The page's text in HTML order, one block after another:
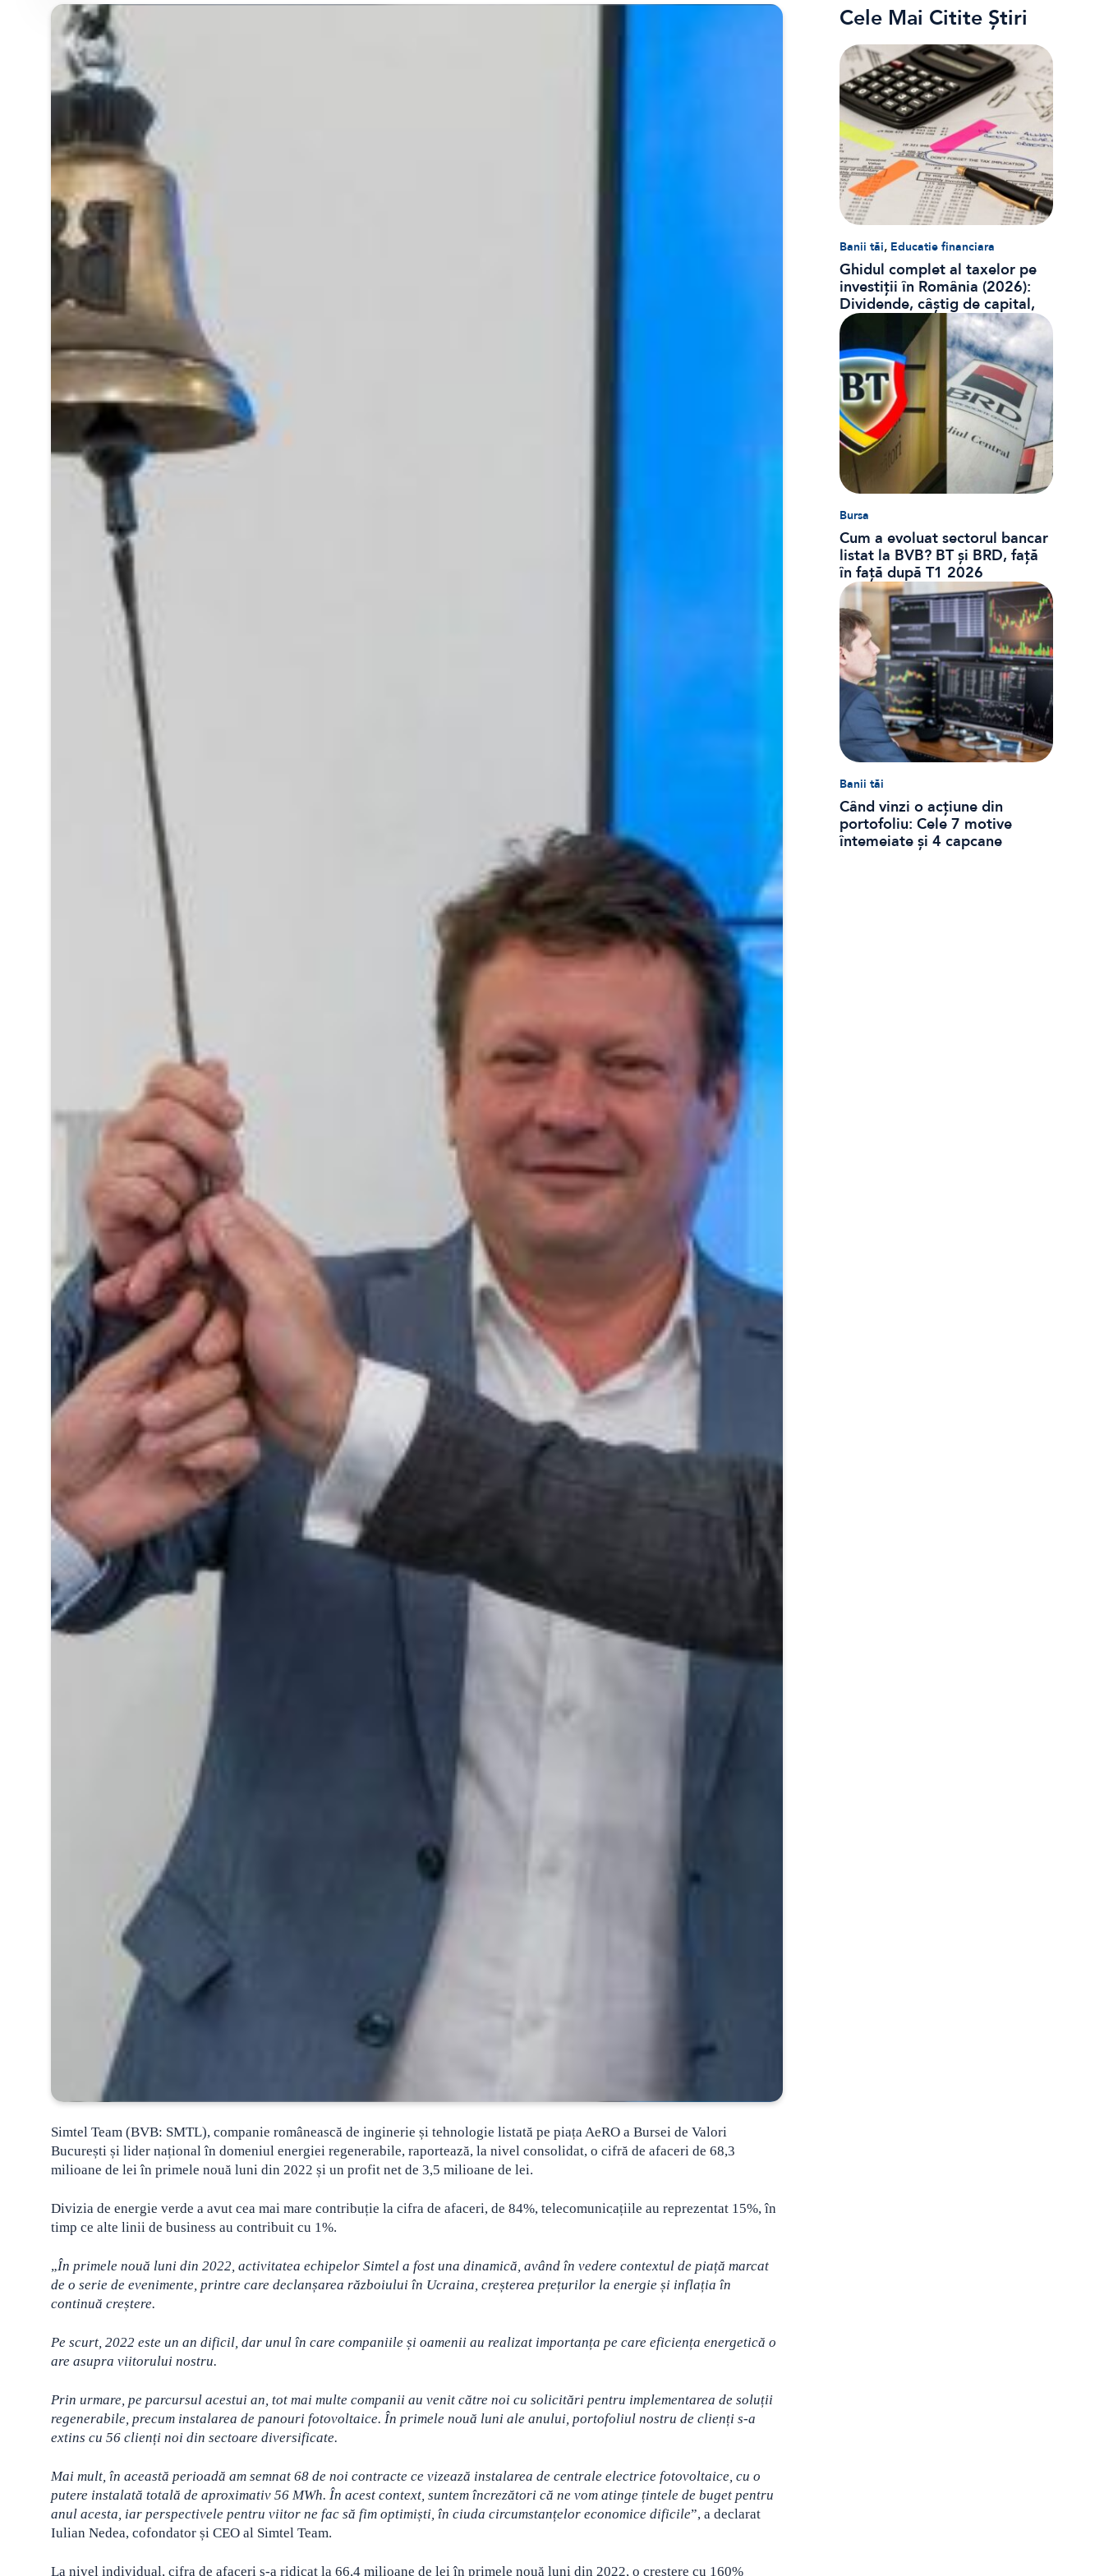
Simtel Team (BVB: SMTL), companie românească de inginerie și tehnologie listată pe piața AeRO a Bursei de Valori
București și lider național în domeniul energiei regenerabile, raportează, la nivel consolidat, o cifră de afaceri de 68,3
milioane de lei în primele nouă luni din 2022 și un profit net de 3,5 milioane de lei.
Divizia de energie verde a avut cea mai mare contribuție la cifra de afaceri, de 84%, telecomunicațiile au reprezentat 15%, în
timp ce alte linii de business au contribuit cu 1%.
„În primele nouă luni din 2022, activitatea echipelor Simtel a fost una dinamică, având în vedere contextul de piață marcat
de o serie de evenimente, printre care declanșarea războiului în Ucraina, creșterea prețurilor la energie și inflația în
continuă creștere.
Pe scurt, 2022 este un an dificil, dar unul în care companiile și oamenii au realizat importanța pe care eficiența energetică o
are asupra viitorului nostru.
Prin urmare, pe parcursul acestui an, tot mai multe companii au venit către noi cu solicitări pentru implementarea de soluții
regenerabile, precum instalarea de panouri fotovoltaice. În primele nouă luni ale anului, portofoliul nostru de clienți s-a
extins cu 56 clienți noi din sectoare diversificate.
Mai mult, în această perioadă am semnat 68 de noi contracte ce vizează instalarea de centrale electrice fotovoltaice, cu o
putere instalată totală de aproximativ 56 MWh. În acest context, suntem încrezători că ne vom atinge țintele de buget pentru
anul acesta, iar perspectivele pentru viitor ne fac să fim optimiști, în ciuda circumstanțelor economice dificile”, a declarat
Iulian Nedea, cofondator și CEO al Simtel Team.
La nivel individual, cifra de afaceri s-a ridicat la 66,4 milioane de lei în primele nouă luni din 2022, o creștere cu 160%
Cele Mai Citite Știri
Banii tăi, Educatie financiara
Ghidul complet al taxelor pe
investiții în România (2026):
Dividende, câștig de capital,
dobânzi și CASS
Bursa
Cum a evoluat sectorul bancar
listat la BVB? BT și BRD, față
în față după T1 2026
Banii tăi
Când vinzi o acțiune din
portofoliu: Cele 7 motive
întemeiate și 4 capcane